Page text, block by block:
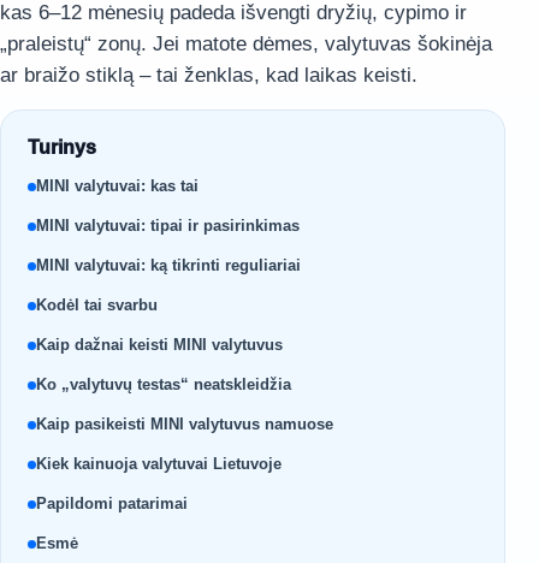
kas 6–12 mėnesių padeda išvengti dryžių, cypimo ir
„praleistų“ zonų. Jei matote dėmes, valytuvas šokinėja
ar braižo stiklą – tai ženklas, kad laikas keisti.
Turinys
MINI valytuvai: kas tai
MINI valytuvai: tipai ir pasirinkimas
MINI valytuvai: ką tikrinti reguliariai
Kodėl tai svarbu
Kaip dažnai keisti MINI valytuvus
Ko „valytuvų testas“ neatskleidžia
Kaip pasikeisti MINI valytuvus namuose
Kiek kainuoja valytuvai Lietuvoje
Papildomi patarimai
Esmė